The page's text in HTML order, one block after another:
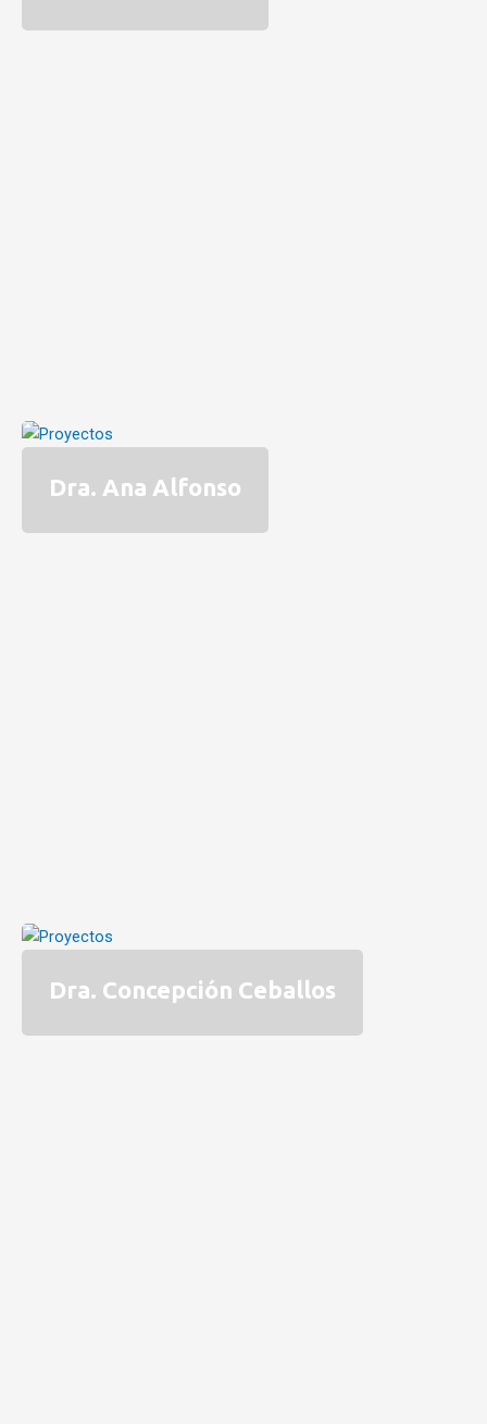
Dra. Ana Alfonso
Dra. Concepción Ceballos